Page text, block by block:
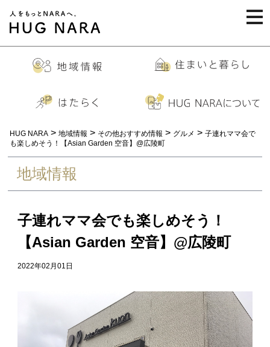
HUG NARA > 地域情報 > その他おすすめ情報 > グルメ > 子連れママ会で
も楽しめそう！【Asian Garden 空音】@広陵町
地域情報
子連れママ会でも楽しめそう！
【Asian Garden 空音】@広陵町
2022年02月01日